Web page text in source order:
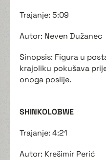
Trajanje: 5:09
Autor: Neven Dužanec
Sinopsis: Figura u
krajoliku pokušava
onoga poslije.
SHINKOLOBWE
Trajanje: 4:21
Autor: Krešimir Perić